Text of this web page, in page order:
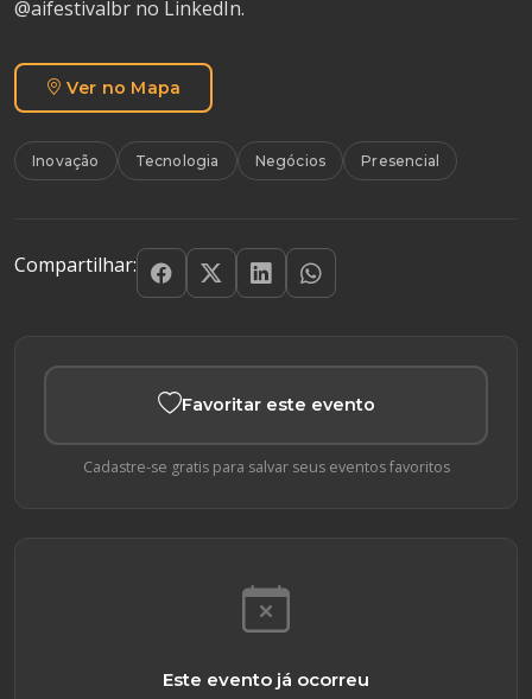
@aifestivalbr no LinkedIn.
Ver no Mapa
Inovação Tecnologia Negócios Presencial
Compartilhar:
Favoritar este evento
Cadastre-se gratis para salvar seus eventos favoritos
Este evento já ocorreu